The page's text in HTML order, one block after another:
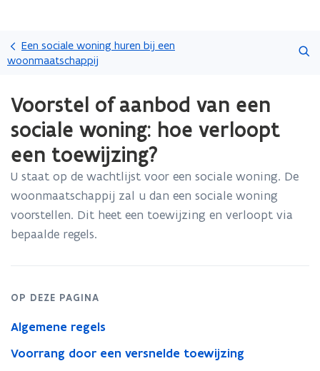
en
gaan
Een sociale woning huren bij een
woonmaatschappij
met
laden.
zich
op:
aanbod
van
hoe
een
toewijzing?
Voorstel of aanbod van een
sociale woning: hoe verloopt
een toewijzing?
U staat op de wachtlijst voor een sociale woning. De
woonmaatschappij zal u dan een sociale woning
voorstellen. Dit heet een toewijzing en verloopt via
bepaalde regels.
OP DEZE PAGINA
Algemene regels
Voorrang door een versnelde toewijzing